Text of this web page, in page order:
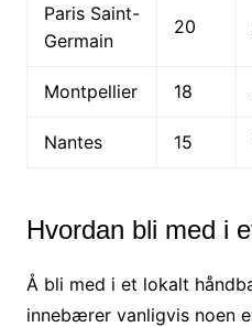
Paris Saint-
Germain
20
Montpellier 18
Nantes 15
Hvordan bli med i
Å bli med i et lokalt
innebærer vanligvis noen